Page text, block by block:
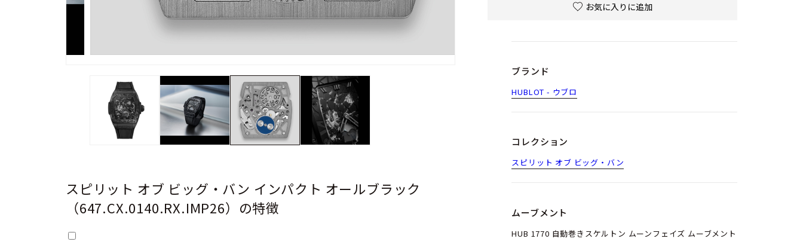
スピリット オブ ビッグ・バン インパクト オールブラック
（647.CX.0140.RX.IMP26）の特徴
お気に入りに追加
ブランド
HUBLOT - ウブロ
コレクション
スピリット オブ ビッグ・バン
ムーブメント
HUB 1770 自動巻きスケルトン ムーンフェイズ ムーブメント